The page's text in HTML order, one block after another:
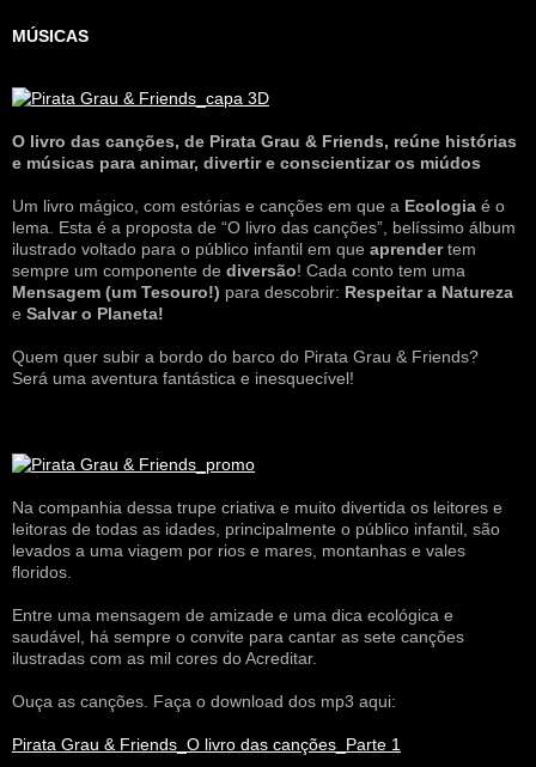
MÚSICAS
O livro das canções, de Pirata Grau & Friends, reúne histórias
e músicas para animar, divertir e conscientizar os miúdos
Um livro mágico, com estórias e canções em que a Ecologia é o
lema. Esta é a proposta de “O livro das canções”, belíssimo álbum
ilustrado voltado para o público infantil em que aprendertem
sempre um componente de diversão! Cada conto tem uma
Mensagem (um Tesouro!) para descobrir: Respeitar a Natureza
e Salvar o Planeta!
Quem quer subir a bordo do barco do Pirata Grau & Friends?
Será uma aventura fantástica e inesquecível!
Na companhia dessa trupe criativa e muito divertida os leitores e
leitoras de todas as idades, principalmente o público infantil, são
levados a uma viagem por rios e mares, montanhas e vales
floridos.
Entre uma mensagem de amizade e uma dica ecológica e
saudável, há sempre o convite para cantar as sete canções
ilustradas com as mil cores do Acreditar.
Ouça as canções. Faça o download dos mp3 aqui:
Pirata Grau & Friends_O livro das canções_Parte 1